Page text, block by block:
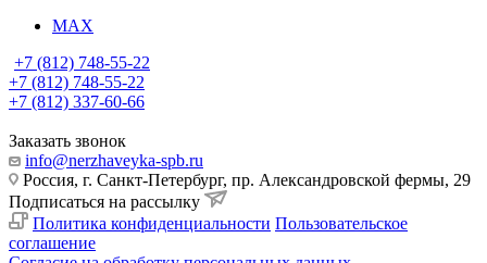
MAX
+7 (812) 748-55-22
+7 (812) 748-55-22
+7 (812) 337-60-66
Заказать звонок
info@nerzhaveyka-spb.ru
Россия, г. Санкт-Петербург, пр. Александровской фермы, 29
Подписаться на рассылку
Политика конфиденциальности Пользовательское
соглашение